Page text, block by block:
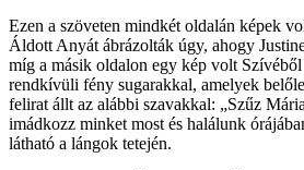
Ezen a szöveten mindkét oldalán képek
Áldott Anyát ábrázolták úgy, ahogy
míg a másik oldalon egy kép volt
rendkívüli fény sugarakkal, amelyek
felirat állt az alábbi szavakkal: „Szűz
imádkozz minket most és halálunk
látható a lángok tetején.